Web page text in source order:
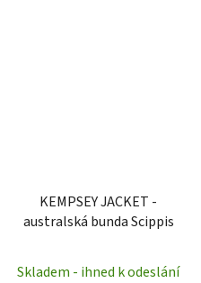
KEMPSEY JACKET -
australská bunda Scippis
Skladem - ihned k odeslání